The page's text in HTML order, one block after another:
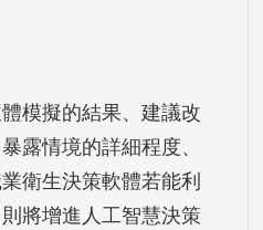
模擬的結果、建議改
露情境的詳細程度、
衛生決策軟體若能利
將增進人工智慧決策